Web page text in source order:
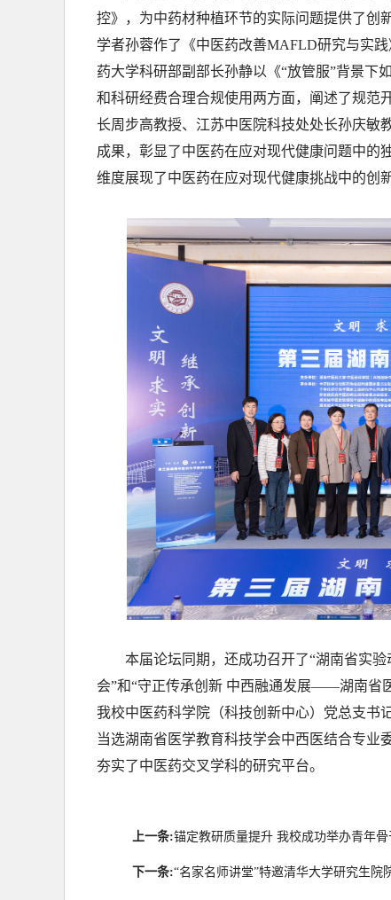
控》，为中药材种植环节的实际问题提供了创
学者孙蓉作了《中医药改善MAFLD研究与实
药大学科研部副部长孙静以《“放管服”背景下
和科研经费合理合规使用两方面，阐述了规范
长周步高教授、江苏中医院科技处处长孙庆敏
成果，彰显了中医药在应对现代健康问题中的
维度展现了中医药在应对现代健康挑战中的创
本届论坛同期，还成功召开了“湖南省实
会”和“守正传承创新 中西融通发展——湖南省
我校中医药科学院（科技创新中心）党总支书
当选湖南省医学教育科技学会中西医结合专业
夯实了中医药交叉学科的研究平台。
上一条:锚定教研质量提升 我校成功举办青年骨
下一条:“名家名师讲堂”特邀清华大学研究生院